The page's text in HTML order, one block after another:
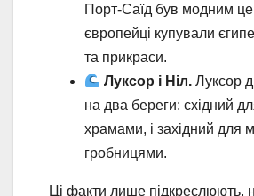
Порт-Саїд був модним
європейці купували
та прикраси.
Луксор і Ніл. Луксор
на два береги: східний
храмами, і західний для
гробницями.
Ці факти лише підкреслюють,